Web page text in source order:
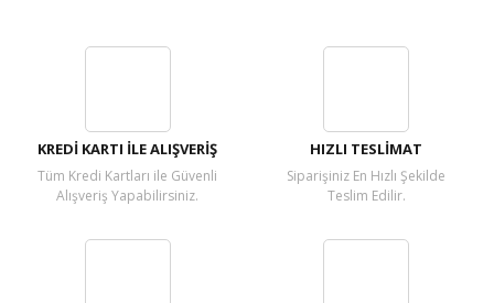
KREDİ KARTI İLE ALIŞVERİŞ
Tüm Kredi Kartları ile Güvenli
Alışveriş Yapabilirsiniz.
HIZLI TESLİMAT
Siparişiniz En Hızlı Şekilde
Teslim Edilir.